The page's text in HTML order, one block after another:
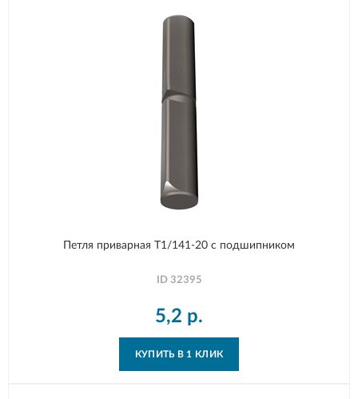
Петля приварная T1/141-20 с подшипником
ID 32395
5,2 р.
КУПИТЬ В 1 КЛИК